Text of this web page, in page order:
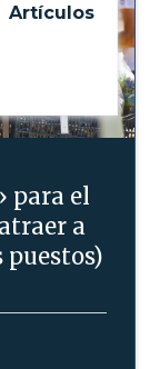
Artículos
para el
a
puestos)